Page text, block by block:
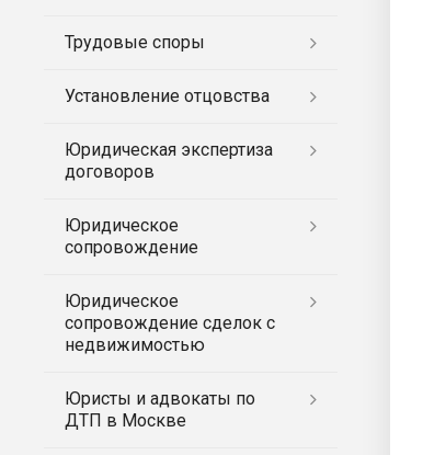
Трудовые споры
Установление отцовства
Юридическая экспертиза
договоров
Юридическое
сопровождение
Юридическое
сопровождение сделок с
недвижимостью
Юристы и адвокаты по
ДТП в Москве